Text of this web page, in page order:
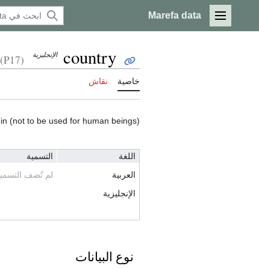
القائمة الرئيسية
Marefa data
country الإنجليزية (P17)
خاصية نقاش
(not to be used for human beings)
اللغة التسمية
العربية
لم تُضف
الإنجليزية
نوع البيانات